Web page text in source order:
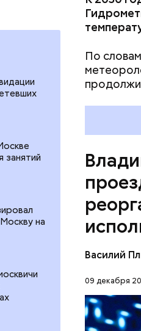
занятий
на
По
Василий
09 декабря
— Два
гектара,
один
двухсот
Третий
отметил